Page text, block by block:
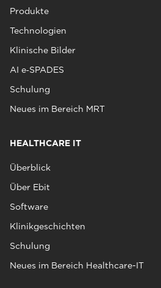
Produkte
Technologien
Klinische Bilder
AI e‑SPADES
Schulung
Neues im Bereich MRT
HEALTHCARE IT
Überblick
Über Ebit
Software
Klinikgeschichten
Schulung
Neues im Bereich Healthcare-IT